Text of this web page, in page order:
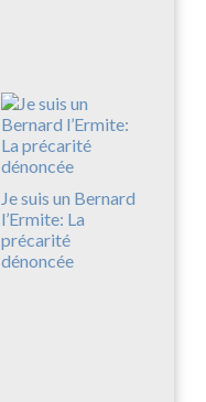
Je suis un Bernard
l’Ermite: La
précarité
dénoncée